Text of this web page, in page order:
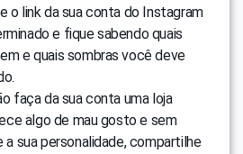
o link da sua conta do Instagram
e fique sabendo quais
e quais sombras você deve
faça da sua conta uma loja
algo de mau gosto e sem
a sua personalidade, compartilhe